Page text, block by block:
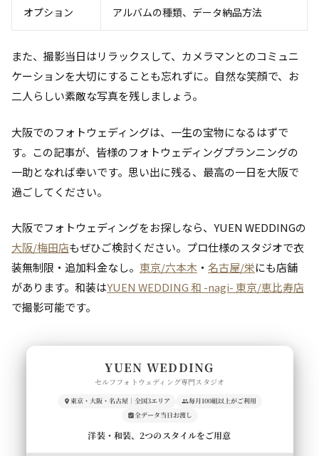
オプション アルバムの種類、データ納品方法
また、撮影当日はリラックスして、カメラマンとのコミュニ
ケーションを大切にすることも忘れずに。自然な笑顔で、お
二人らしい素敵な写真を残しましょう。
大阪でのフォトウェディングは、一生の宝物になるはずで
す。この記事が、皆様のフォトウェディングプランニングの
一助となれば幸いです。思い出に残る、最高の一日を大阪で
過ごしてください。
大阪でフォトウェディングをお探しなら、YUEN WEDDINGの
大阪/梅田店もぜひご検討ください。プロ仕様のスタジオで衣
装無制限・追加料金なし。 東京/六本木 ・ 名古屋/栄にも店舗
があります。和装はYUEN WEDDING 和 -nagi- 東京/恵比寿店
で撮影可能です。
YUEN WEDDING
セルフフォトウェディング専門スタジオ
東京・大阪・名古屋｜全国3エリア
毎月100組以上がご利用
全データ当日お渡し
洋装・和装、2つのスタイルをご用意